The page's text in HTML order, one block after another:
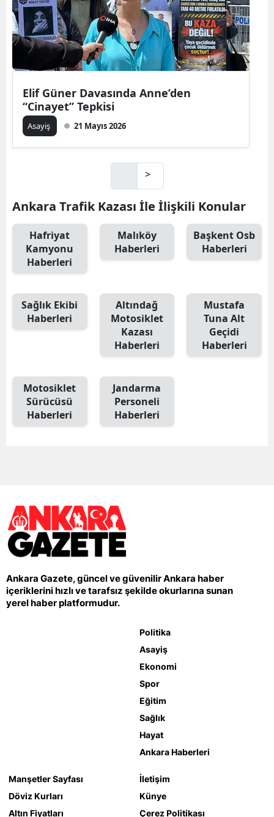
Elif Güner Davasında Anne’den
“Cinayet” Tepkisi
Asayiş 21 Mayıs 2026
>
Ankara Trafik Kazası İle İlişkili Konular
Hafriyat
Kamyonu
Haberleri
Malıköy
Haberleri
Başkent Osb
Haberleri
Sağlık Ekibi
Haberleri
Altındağ
Motosiklet
Kazası
Haberleri
Mustafa
Tuna Alt
Geçidi
Haberleri
Motosiklet
Sürücüsü
Haberleri
Jandarma
Personeli
Haberleri
Ankara Gazete, güncel ve güvenilir Ankara haber
içeriklerini hızlı ve tarafsız şekilde okurlarına sunan
yerel haber platformudur.
Politika
Asayiş
Ekonomi
Spor
Eğitim
Sağlık
Hayat
Ankara Haberleri
Manşetler Sayfası
Döviz Kurları
Altın Fiyatları
İletişim
Künye
Çerez Politikası